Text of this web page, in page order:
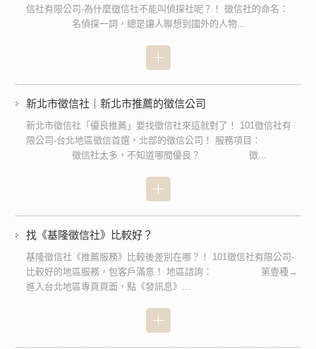
信社有限公司-為什麼徵信社不能叫偵探社呢？！ 徵信社的命名：
名偵探一詞，總是讓人聯想到國外的人物...
新北市徵信社｜新北市推薦的徵信公司
新北市徵信社「優良推薦」要找徵信社來這就對了！ 101徵信社有
限公司-台北地區徵信首選，北部的徵信公司！ 服務項目：
徵信社太多，不知道哪間優良？ 徵...
找《基隆徵信社》比較好？
基隆徵信社《推薦服務》比較後差別在哪？！ 101徵信社有限公司-
比較好的地區服務，包客戶滿意！ 地區諮詢： 第壹種→
進入台北地區專頁頁面，點《發訊息》...